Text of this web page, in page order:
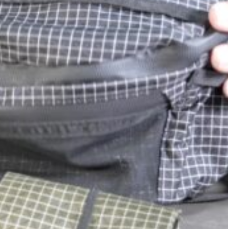
1
4
5
Post
Share